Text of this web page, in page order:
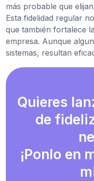
más probable que
Esta fidelidad regular
que también fortalece
empresa. Aunque
sistemas, resultan
Quieres
de
¡Ponlo en